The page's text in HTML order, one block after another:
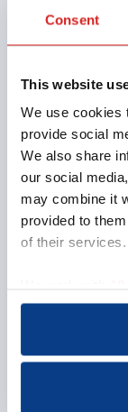
Consent
This website
We use cookies
provide social
We also share
our social
may combine it
provided to
of their services.
process your
Aansluiten
Over
Missie en visie
Organisatie
EMCC Global
Beroepscode